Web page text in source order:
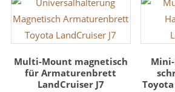
Multi-Mount magnetisch
für Armaturenbrett
LandCruiser J7